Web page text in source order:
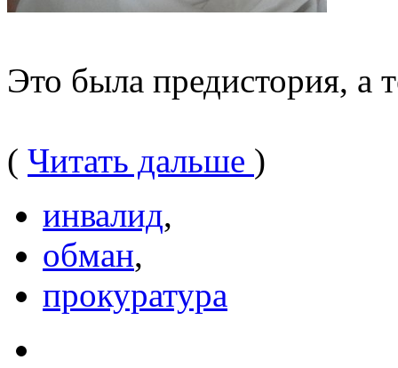
Это была предистория, а
( Читать дальше )
инвалид,
обман,
прокуратура